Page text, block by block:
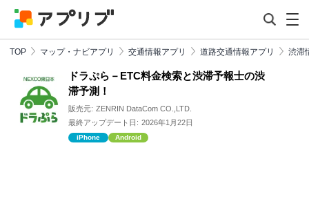
TOP マップ・ナビアプリ 交通情報アプリ 道路交通情報アプリ 渋滞
ドラぷら－ETC料金検索と渋滞予報士の渋
滞予測！
販売元: ZENRIN DataCom CO.,LTD.
最終アップデート日: 2026年1月22日
iPhone Android